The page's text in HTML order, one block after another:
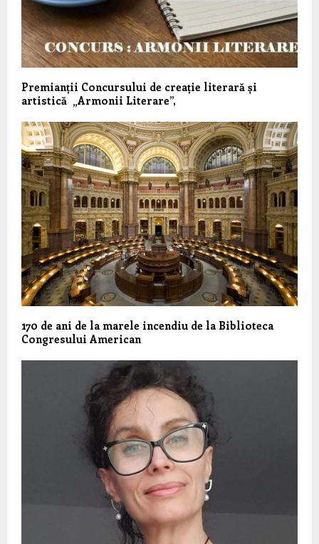
Premianții Concursului de creație literară și
artistică „Armonii Literare”,
170 de ani de la marele incendiu de la Biblioteca
Congresului American